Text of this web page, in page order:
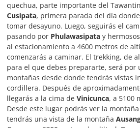
quechua, parte importante del
Cusipata, primera parada del día
tomar desayuno. Luego, seguirás el
pasando por Phulawasipata y
al estacionamiento a 4600 metros de
comenzarás a caminar. El trekking, de
para el que debes prepararte, será por
montañas desde donde tendrás vistas
cordillera. Después de
llegarás a la cima de Vinicunca, a 5100
Desde este lugar podrás ver la
tendrás una vista de la montaña